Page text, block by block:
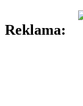
Reklama: